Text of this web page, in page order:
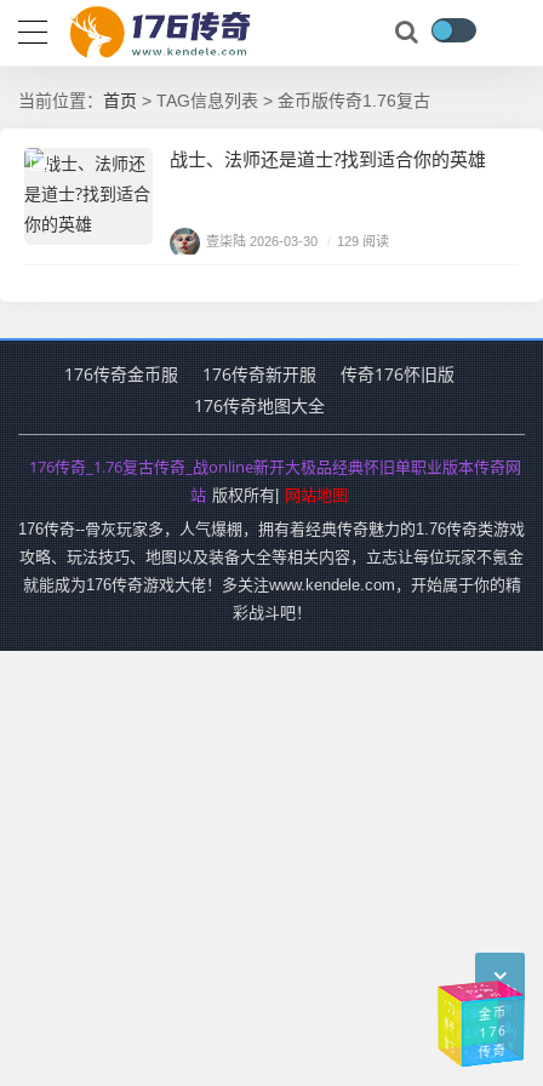
当前位置： 首页 > TAG信息列表 > 金币版传奇1.76复古
战士、法师还是道士?找到适合你的英雄
壹柒陆 2026-03-30 / 129 阅读
176传奇金币服 176传奇新开服
传奇176怀旧版
176传奇地图大全
176传奇_1.76复古传奇_战online新开大极品经典怀旧单职业版本传奇网
站 版权所有| 网站地图
176传奇--骨灰玩家多，人气爆棚，拥有着经典传奇魅力的1.76传奇类游戏
攻略、玩法技巧、地图以及装备大全等相关内容，立志让每位玩家不氪金
就能成为176传奇游戏大佬！多关注www.kendele.com，开始属于你的精
彩战斗吧！
金币
176
传奇
176
版本
传奇 传
奇
1.76
小
极
品
176
传
奇
复
古
1.76
传奇
手游
1.76
传奇
幻境
入口